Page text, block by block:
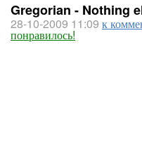
Gregorian - Nothing
28-10-2009 11:09 к
понравилось!